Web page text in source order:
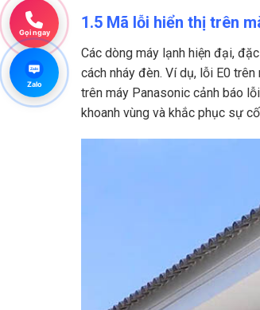
1.5 Mã lỗi hiển thị trên
Các dòng máy lạnh hiện đại,
cách nháy đèn. Ví dụ, lỗi E0
trên máy Panasonic cảnh báo
khoanh vùng và khắc phục sự
Gọi ngay
Zalo
Zalo